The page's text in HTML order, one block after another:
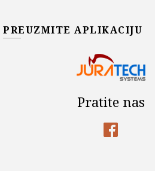
O
PREUZMITE APLIKACIJU
Pratite nas